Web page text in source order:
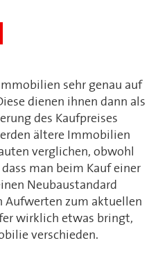
sehr genau auf
dienen ihnen dann als
des Kaufpreises
ältere Immobilien
verglichen, obwohl
man beim Kauf einer
Neubaustandard
Aufwerten zum aktuellen
wirklich etwas bringt,
verschieden.